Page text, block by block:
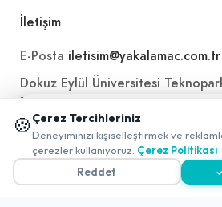
İletişim
E-Posta iletisim@yakalamac.com.tr
Dokuz Eylül Üniversitesi
Doğuş Cad. No:207 Z İç Kapı
🍪 Çerez Tercihleriniz
Deneyiminizi kişiselleştirmek ve
çerezler kullanıyoruz. Çerez Politikası
Reddet
📱 Mobil uygulamamızı keşfedin!